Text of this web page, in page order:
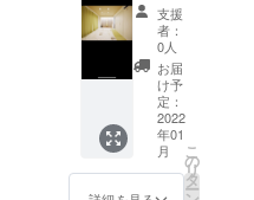
という
形で空
間活用
方法を
お伝え
しま
す。
ハウス
1Fで運
営して
いる旅
館業取
得物件
の 平日
を2日間
無料招
待 予約
が入っ
支援
者：
0人
お届
け予
定：
2022
年01
月
こ
の
リ
タ
ー